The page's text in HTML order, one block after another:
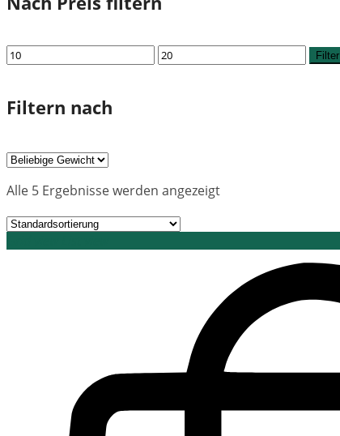
Min.
Max.
Filter
Filtern nach
Alle 5 Ergebnisse werden angezeigt